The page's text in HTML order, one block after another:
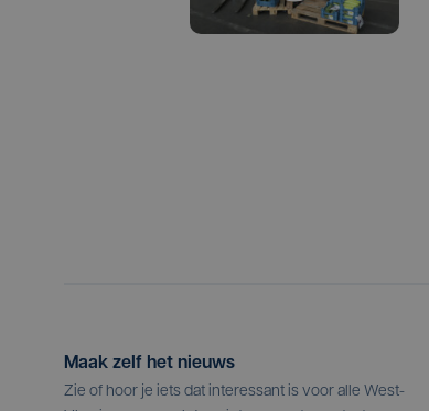
Maak zelf het nieuws
Zie of hoor je iets dat interessant is voor alle West-